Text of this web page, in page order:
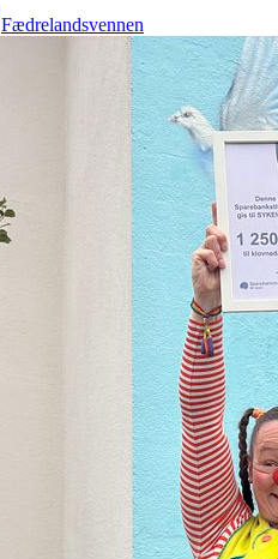
Fædrelandsvennen